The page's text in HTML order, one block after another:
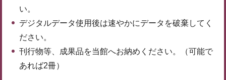
い。
デジタルデータ使用後は速やかにデータを破棄してく
ださい。
刊行物等、成果品を当館へお納めください。（可能で
あれば2冊）